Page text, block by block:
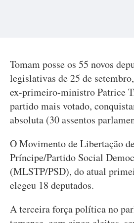
Tomam posse os 55 novos
legislativas de 25 de
ex-primeiro-ministro Patrice
partido mais votado,
absoluta (30 assentos
O Movimento de Libertação
Príncipe/Partido Social
(MLSTP/PSD), do atual
elegeu 18 deputados.
A terceira força política no